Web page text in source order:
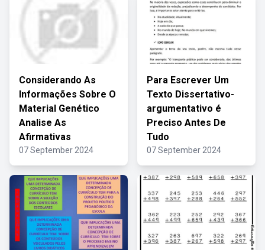
Considerando As
Informações Sobre O
Material Genético
Analise As
Afirmativas
07 September 2024
Para Escrever Um
Texto Dissertativo-
argumentativo é
Preciso Antes De
Tudo
07 September 2024